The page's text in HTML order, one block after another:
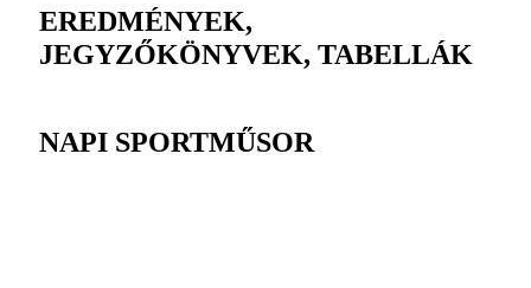
EREDMÉNYEK,
JEGYZŐKÖNYVEK, TABELLÁK
NAPI SPORTMŰSOR